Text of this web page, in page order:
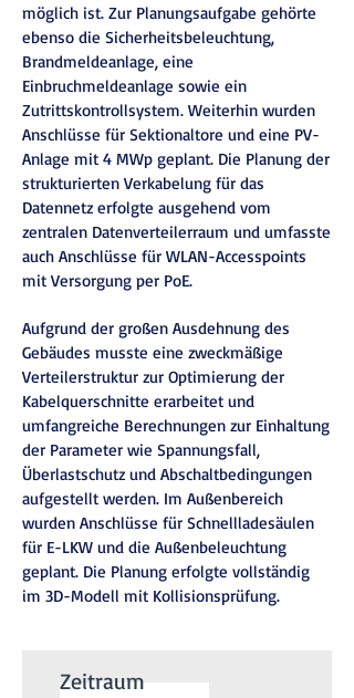
möglich ist. Zur Planungsaufgabe gehörte
ebenso die Sicherheitsbeleuchtung,
Brandmeldeanlage, eine
Einbruchmeldeanlage sowie ein
Zutrittskontrollsystem. Weiterhin wurden
Anschlüsse für Sektionaltore und eine PV-
Anlage mit 4 MWp geplant. Die Planung der
strukturierten Verkabelung für das
Datennetz erfolgte ausgehend vom
zentralen Datenverteilerraum und umfasste
auch Anschlüsse für WLAN-Accesspoints
mit Versorgung per PoE.
Aufgrund der großen Ausdehnung des
Gebäudes musste eine zweckmäßige
Verteilerstruktur zur Optimierung der
Kabelquerschnitte erarbeitet und
umfangreiche Berechnungen zur Einhaltung
der Parameter wie Spannungsfall,
Überlastschutz und Abschaltbedingungen
aufgestellt werden. Im Außenbereich
wurden Anschlüsse für Schnellladesäulen
für E-LKW und die Außenbeleuchtung
geplant. Die Planung erfolgte vollständig
im 3D-Modell mit Kollisionsprüfung.
Zeitraum